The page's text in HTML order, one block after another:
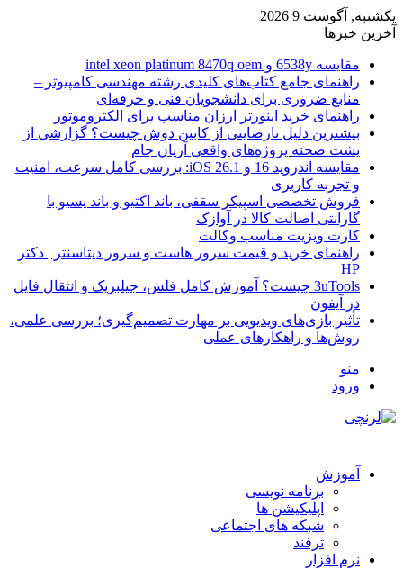
یکشنبه, آگوست 9 2026
آخرین خبرها
مقایسه 6538y و intel xeon platinum 8470q oem
راهنمای جامع کتاب‌های کلیدی رشته مهندسی کامپیوتر –
منابع ضروری برای دانشجویان فنی و حرفه‌ای
راهنمای خرید اینورتر ارزان مناسب برای الکتروموتور
بیشترین دلیل نارضایتی از کابین دوش چیست؟ گزارشی از
پشت صحنه پروژه‌های واقعی آریان جام
مقایسه اندروید 16 و iOS 26.1: بررسی کامل سرعت، امنیت
و تجربه کاربری
فروش تخصصی اسپیکر سقفی، باند اکتیو و باند پسیو با
گارانتی اصالت کالا در آوازک
کارت ویزیت مناسب وکالت
راهنمای خرید و قیمت سرور هاست و سرور دیتاسنتر | دکتر
HP
3uTools چیست؟ آموزش کامل فلش، جیلبریک و انتقال فایل
در آیفون
تأثیر بازی‌های ویدیویی بر مهارت تصمیم‌گیری؛ بررسی علمی،
روش‌ها و راهکارهای عملی
منو
ورود
آموزش
برنامه نویسی
اپلیکیشن ها
شبکه های اجتماعی
ترفند
نرم افزار